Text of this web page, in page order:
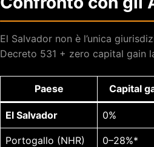
El Salvador non è l’unica
Decreto 531 + zero capital gain
Paese Capital
El Salvador 0%
Portogallo (NHR) 0–28%*